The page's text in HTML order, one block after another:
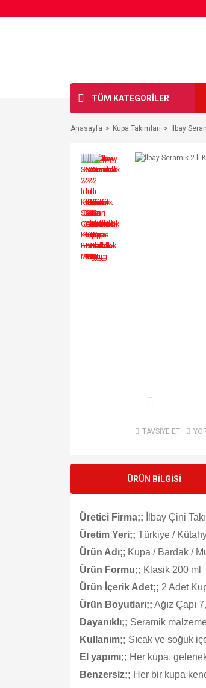
TÜM KATEGORİLER
Anasayfa Kupa Takımları İlbay
TAVSİYE ET
ÜRÜN BİLGİSİ
Üretici Firma;; İlbay Çini Takı
Üretim Yeri;; Türkiye /
Ürün Adı;; Kupa / Bardak /
Ürün Formu;; Klasik 200 ml
Ürün İçerik Adet;; 2 Adet
Ürün Boyutları;; Ağız Çapı
Dayanıklı;; Seramik
Kullanım;; Sıcak ve soğuk
El yapımı;; Her kupa,
Benzersiz;; Her bir kupa